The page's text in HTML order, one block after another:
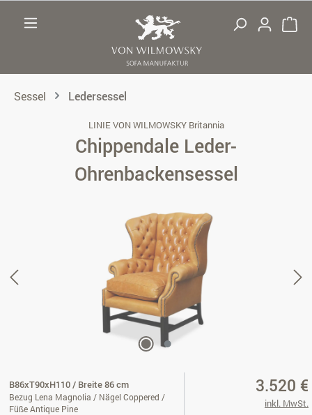
Sessel Ledersessel
LINIE VON WILMOWSKY Britannia
Chippendale Leder-
Ohrenbackensessel
B86xT90xH110 / Breite 86 cm
Bezug Lena Magnolia / Nägel Coppered /
Füße Antique Pine
3.520 €
inkl. MwSt.